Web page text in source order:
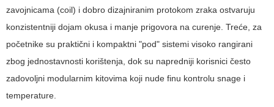
zavojnicama (coil) i dobro dizajniranim protokom zraka ostvaruju
konzistentniji dojam okusa i manje prigovora na curenje. Treće, za
početnike su praktični i kompaktni "pod" sistemi visoko rangirani
zbog jednostavnosti korištenja, dok su napredniji korisnici često
zadovoljni modularnim kitovima koji nude finu kontrolu snage i
temperaturе.